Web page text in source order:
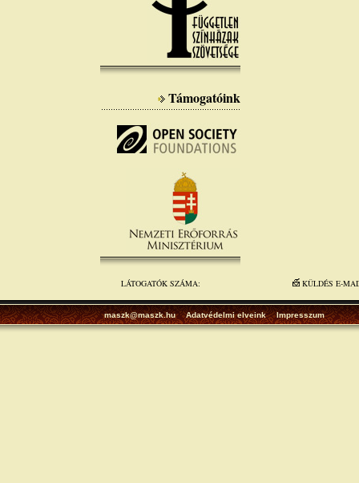
Támogatóink
LÁTOGATÓK SZÁMA: KÜLDÉS E-
maszk@maszk.hu Adatvédelmi elveink Impresszum